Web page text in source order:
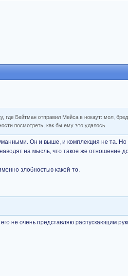
где Бейтман отправил Мейса в нокаут: мол,
посмотреть, как бы ему это удалось.
Он и выше, и комплекция не та. Но
на мысль, что такое же отношение
злобностью какой-то.
не очень представляю распускающим